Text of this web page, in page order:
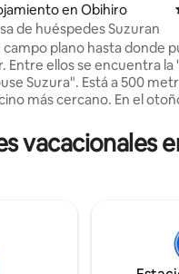
4.9 de 5, 31 reseñas
en Obihiro
de huéspedes Suzuran
campo plano hasta donde
Entre ellos se encuentra la
Está a 500 metros del
más cercano. En el otoño de 2024,
Hokkaido. A 15 km del
de Tokachi Obihiro
en una ubicación a la
acceder fácilmente en
vacacionales